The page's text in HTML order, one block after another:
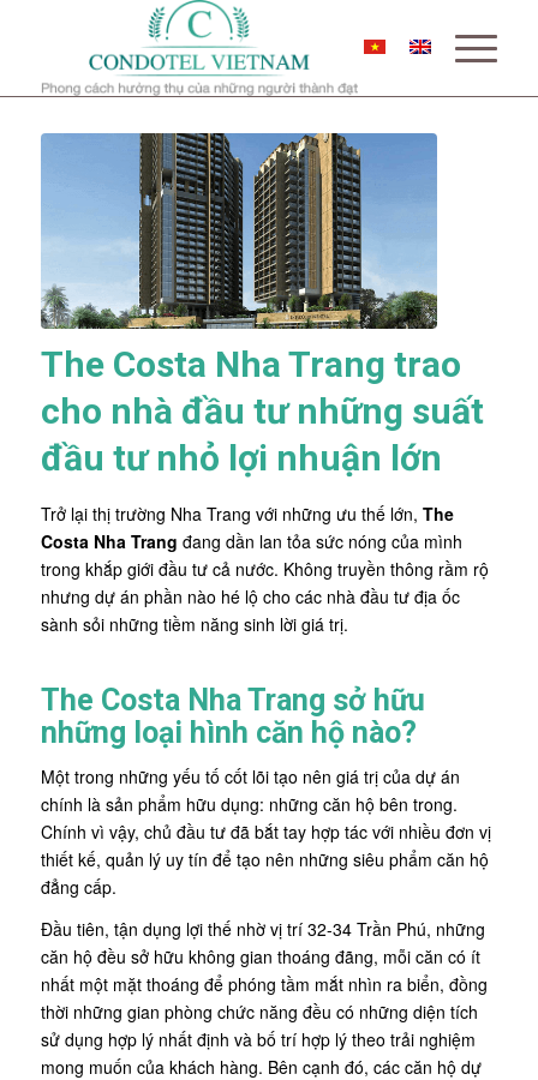
The Costa Nha Trang trao
cho nhà đầu tư những suất
đầu tư nhỏ lợi nhuận lớn
Trở lại thị trường Nha Trang với những ưu thế lớn, The
Costa Nha Trang đang dần lan tỏa sức nóng của mình
trong khắp giới đầu tư cả nước. Không truyền thông rầm rộ
nhưng dự án phần nào hé lộ cho các nhà đầu tư địa ốc
sành sỏi những tiềm năng sinh lời giá trị.
The Costa Nha Trang sở hữu
những loại hình căn hộ nào?
Một trong những yếu tố cốt lõi tạo nên giá trị của dự án
chính là sản phẩm hữu dụng: những căn hộ bên trong.
Chính vì vậy, chủ đầu tư đã bắt tay hợp tác với nhiều đơn vị
thiết kế, quản lý uy tín để tạo nên những siêu phẩm căn hộ
đẳng cấp.
Đầu tiên, tận dụng lợi thế nhờ vị trí 32-34 Trần Phú, những
căn hộ đều sở hữu không gian thoáng đãng, mỗi căn có ít
nhất một mặt thoáng để phóng tầm mắt nhìn ra biển, đồng
thời những gian phòng chức năng đều có những diện tích
sử dụng hợp lý nhất định và bố trí hợp lý theo trải nghiệm
mong muốn của khách hàng. Bên cạnh đó, các căn hộ dự